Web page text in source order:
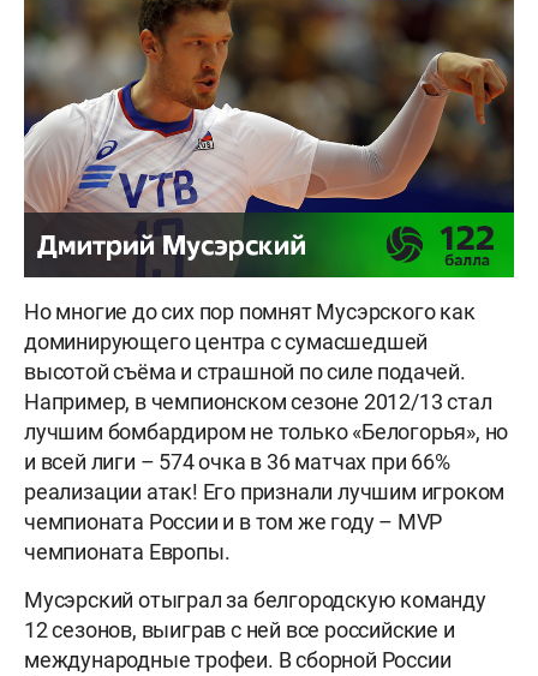
Но многие до сих пор помнят Мусэрского как
доминирующего центра с сумасшедшей
высотой съёма и страшной по силе подачей.
Например, в чемпионском сезоне 2012/13 стал
лучшим бомбардиром не только «Белогорья», но
и всей лиги – 574 очка в 36 матчах при 66%
реализации атак! Его признали лучшим игроком
чемпионата России и в том же году – MVP
чемпионата Европы.
Мусэрский отыграл за белгородскую команду
12 сезонов, выиграв с ней все российские и
международные трофеи. В сборной России